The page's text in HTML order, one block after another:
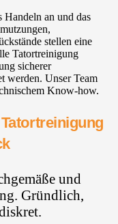
Handeln an und das
stellen eine
Tatortreinigung
sicherer
werden. Unser Team
Know-how.
und
Gründlich,